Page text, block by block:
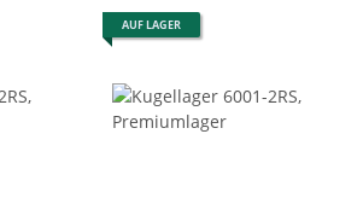
AUF LAGER